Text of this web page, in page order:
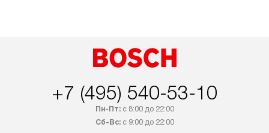
+7 (495) 540-53-10
Пн-Пт:с 8:00 до 22:00
Сб-Вс:с 9:00 до 22:00